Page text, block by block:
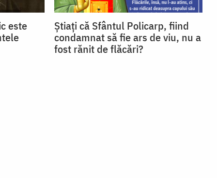
este
Știați că Sfântul Policarp, fiind
condamnat să fie ars de viu, nu a
fost rănit de flăcări?